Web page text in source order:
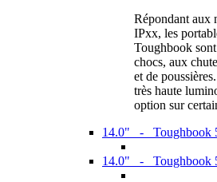
Répondant
IPxx, les
Toughbook
chocs, aux
et de
très haute
option sur
14.0" - Toughbook
14.0" - Toughbook